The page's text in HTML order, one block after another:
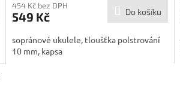
454 Kč bez DPH
549 Kč Do košíku
sopránové ukulele, tloušťka polstrování
10 mm, kapsa